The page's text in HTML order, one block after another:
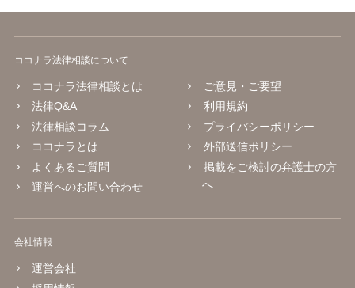
ココナラ法律相談について
ココナラ法律相談とは
法律Q&A
法律相談コラム
ココナラとは
よくあるご質問
運営へのお問い合わせ
ご意見・ご要望
利用規約
プライバシーポリシー
外部送信ポリシー
掲載をご検討の弁護士の方
へ
会社情報
運営会社